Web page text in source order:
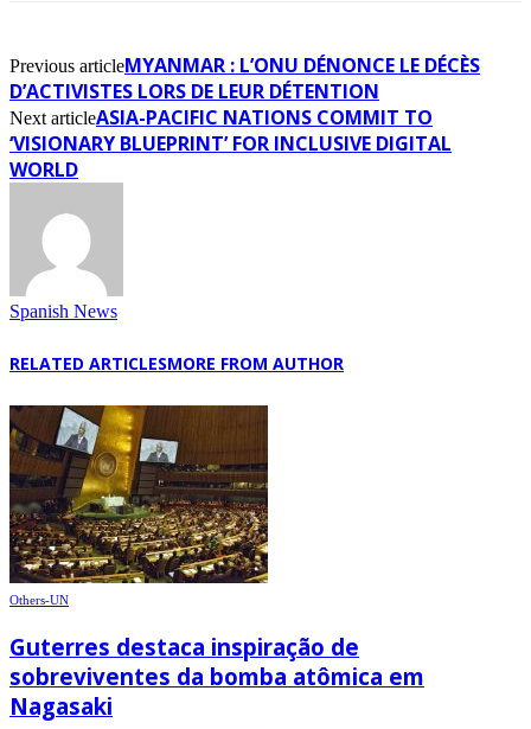
Previous articleMYANMAR : L’ONU DÉNONCE LE DÉCÈS
D’ACTIVISTES LORS DE LEUR DÉTENTION
Next articleASIA-PACIFIC NATIONS COMMIT TO
‘VISIONARY BLUEPRINT’ FOR INCLUSIVE DIGITAL
WORLD
Spanish News
RELATED ARTICLESMORE FROM AUTHOR
Others-UN
Guterres destaca inspiração de
sobreviventes da bomba atômica em
Nagasaki